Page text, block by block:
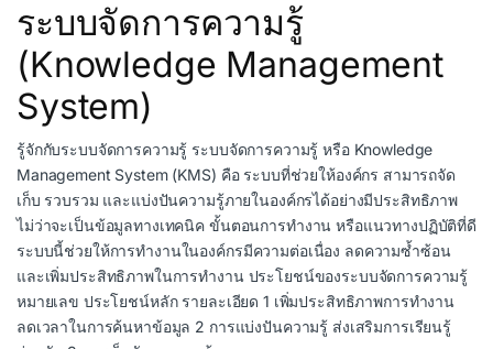
ระบบจัดการความรู้
(Knowledge Management
System)
รู้จักกับระบบจัดการความรู้ ระบบจัดการความรู้ หรือ Knowledge
Management System (KMS) คือ ระบบที่ช่วยให้องค์กร สามารถจัด
เก็บ รวบรวม และแบ่งปันความรู้ภายในองค์กรได้อย่างมีประสิทธิภาพ
ไม่ว่าจะเป็นข้อมูลทางเทคนิค ขั้นตอนการทำงาน หรือแนวทางปฏิบัติที่ดี
ระบบนี้ช่วยให้การทำงานในองค์กรมีความต่อเนื่อง ลดความซ้ำซ้อน
และเพิ่มประสิทธิภาพในการทำงาน ประโยชน์ของระบบจัดการความรู้
หมายเลข ประโยชน์หลัก รายละเอียด 1 เพิ่มประสิทธิภาพการทำงาน
ลดเวลาในการค้นหาข้อมูล 2 การแบ่งปันความรู้ ส่งเสริมการเรียนรู้